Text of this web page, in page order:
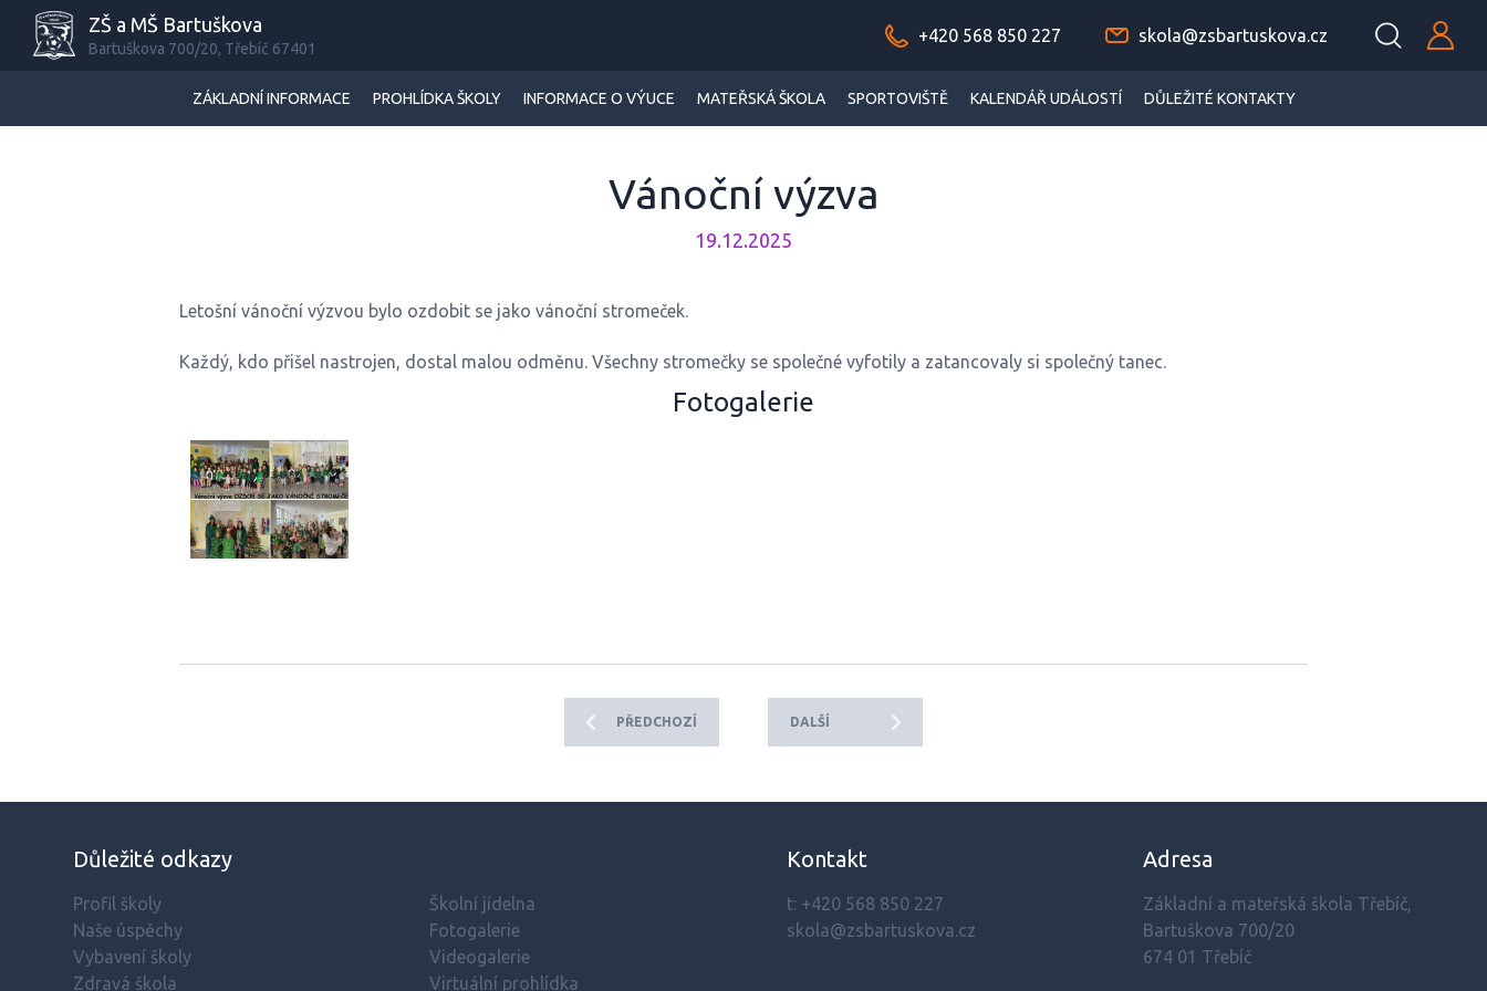
ZŠ a MŠ Bartuškova
Bartuškova 700/20, Třebíč 67401
+420 568 850 227 skola@zsbartuskova.cz
ZÁKLADNÍ INFORMACE PROHLÍDKA ŠKOLY INFORMACE O VÝUCE MATEŘSKÁ ŠKOLA SPORTOVIŠTĚ KALENDÁŘ UDÁLOSTÍ DŮLEŽITÉ KONTAKTY
Vánoční výzva
19.12.2025
Letošní vánoční výzvou bylo ozdobit se jako vánoční stromeček.
Každý, kdo přišel nastrojen, dostal malou odměnu. Všechny stromečky se společné vyfotily a zatancovaly si společný tanec.
Fotogalerie
PŘEDCHOZÍ DALŠÍ
Důležité odkazy
Profil školy
Naše úspěchy
Vybavení školy
Zdravá škola
Školní jídelna
Fotogalerie
Videogalerie
Virtuální prohlídka
Kontakt
t: +420 568 850 227
skola@zsbartuskova.cz
Adresa
Základní a mateřská škola Třebíč,
Bartuškova 700/20
674 01 Třebíč